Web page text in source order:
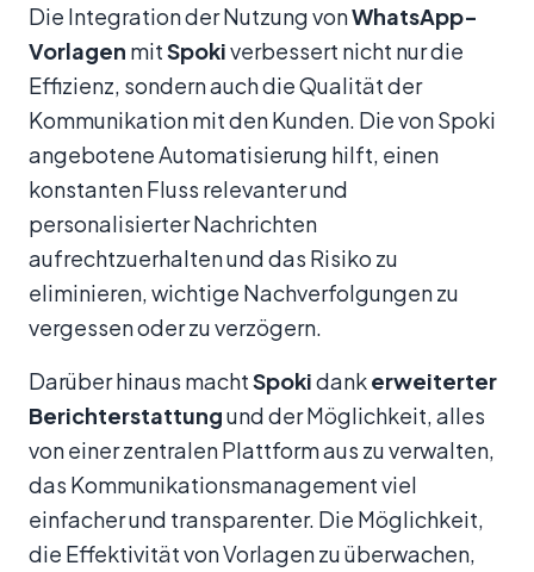
Die Integration der Nutzung vonWhatsApp-
Vorlagen mitSpokiverbessert nicht nur die
Effizienz, sondern auch die Qualität der
Kommunikation mit den Kunden. Die von Spoki
angebotene Automatisierung hilft, einen
konstanten Fluss relevanter und
personalisierter Nachrichten
aufrechtzuerhalten und das Risiko zu
eliminieren, wichtige Nachverfolgungen zu
vergessen oder zu verzögern.
Darüber hinaus machtSpokidankerweiterter
Berichterstattungund der Möglichkeit, alles
von einer zentralen Plattform aus zu verwalten,
das Kommunikationsmanagement viel
einfacher und transparenter. Die Möglichkeit,
die Effektivität von Vorlagen zu überwachen,